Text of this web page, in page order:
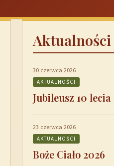
Aktualności
30 czerwca 2026
AKTUALNOŚCI
Jubileusz 10 lecia
23 czerwca 2026
AKTUALNOŚCI
Boże Ciało 2026